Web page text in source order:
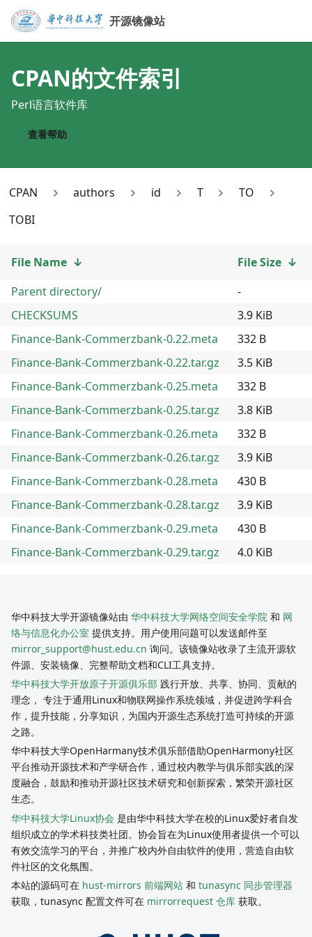
开源镜像站
CPAN的文件索引
Perl语言软件库
查看帮助
CPAN authors id T
TO
TOBI
File Name ↓ File Size ↓
Parent directory/
-
CHECKSUMS
3.9 KiB
Finance-Bank-Commerzbank-0.22.meta
332 B
Finance-Bank-Commerzbank-0.22.tar.gz
3.5 KiB
Finance-Bank-Commerzbank-0.25.meta
332 B
Finance-Bank-Commerzbank-0.25.tar.gz
3.8 KiB
Finance-Bank-Commerzbank-0.26.meta
332 B
Finance-Bank-Commerzbank-0.26.tar.gz
3.9 KiB
Finance-Bank-Commerzbank-0.28.meta
430 B
Finance-Bank-Commerzbank-0.28.tar.gz
3.9 KiB
Finance-Bank-Commerzbank-0.29.meta
430 B
Finance-Bank-Commerzbank-0.29.tar.gz
4.0 KiB
华中科技大学开源镜像站由 华中科技大学网络空间安全学院 和 网
络与信息化办公室 提供支持。用户使用问题可以发送邮件至
mirror_support@hust.edu.cn 询问。该镜像站收录了主流开源软
件源、安装镜像、完整帮助文档和CLI工具支持。
华中科技大学开放原子开源俱乐部 践行开放、共享、协同、贡献的
理念， 专注于通用Linux和物联网操作系统领域，并促进跨学科合
作，提升技能，分享知识，为国内开源生态系统打造可持续的开源
之路。
华中科技大学OpenHarmany技术俱乐部借助OpenHarmony社区
平台推动开源技术和产学研合作，通过校内教学与俱乐部实践的深
度融合，鼓励和推动开源社区技术研究和创新探索，繁荣开源社区
生态。
华中科技大学Linux协会 是由华中科技大学在校的Linux爱好者自发
组织成立的学术科技类社团。协会旨在为Linux使用者提供一个可以
有效交流学习的平台，并推广校内外自由软件的使用，营造自由软
件社区的文化氛围。
本站的源码可在 hust-mirrors 前端网站 和 tunasync 同步管理器
获取，tunasync 配置文件可在 mirrorrequest 仓库 获取。